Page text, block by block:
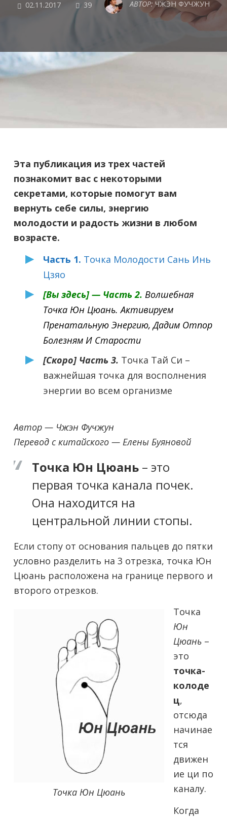
02.11.2017 39COMMENTSАВТОР: ЧЖЭН ФУЧЖУН
Эта публикация из трех частей
познакомит вас с некоторыми
секретами, которые помогут вам
вернуть себе силы, энергию
молодости и радость жизни в любом
возрасте.
Часть 1. Точка Молодости Сань Инь
Цзяо
[Вы здесь] — Часть 2. Волшебная
Точка Юн Цюань. Активируем
Пренатальную Энергию, Дадим Отпор
Болезням И Старости
[Скоро] Часть 3. Точка Тай Си –
важнейшая точка для восполнения
энергии во всем организме
Автор — Чжэн Фучжун
Перевод с китайского — Елены Буяновой
Точка Юн Цюань – это
первая точка канала почек.
Она находится на
центральной линии стопы.
Если стопу от основания пальцев до пятки
условно разделить на 3 отрезка, точка Юн
Цюань расположена на границе первого и
второго отрезков.
Точка Юн Цюань
Точка
Юн
Цюань –
это
точка-
колоде
ц,
отсюда
начинае
тся
движен
ие ци по
каналу.
Когда